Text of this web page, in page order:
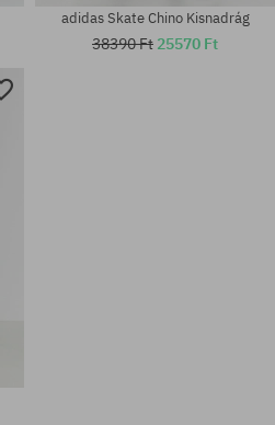
adidas Skate Chino Kisnadrág
38390 Ft 25570 Ft